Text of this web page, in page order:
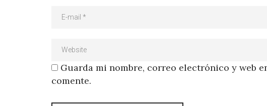
Guarda mi nombre, correo electrónico y web
comente.